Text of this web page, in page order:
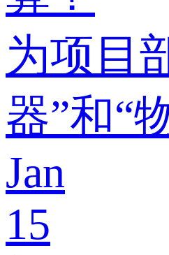
为项目
器”和“
Jan
15